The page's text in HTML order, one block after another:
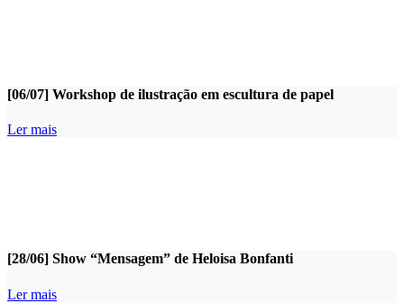
[06/07] Workshop de ilustração em escultura de papel
Ler mais
[28/06] Show “Mensagem” de Heloisa Bonfanti
Ler mais